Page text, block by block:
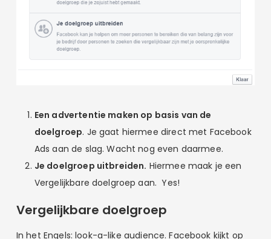
Een advertentie maken op basis van de
doelgroep. Je gaat hiermee direct met Facebook
Ads aan de slag. Wacht nog even daarmee.
Je doelgroep uitbreiden. Hiermee maak je een
Vergelijkbare doelgroep aan. Yes!
Vergelijkbare doelgroep
In het Engels: look-a-like audience. Facebook kijkt op